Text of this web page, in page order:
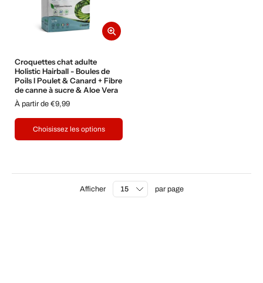
Croquettes chat adulte
Holistic Hairball - Boules de
Poils I Poulet & Canard + Fibre
de canne à sucre & Aloe Vera
À partir de €9,99
Choisissez les options
Afficher par page